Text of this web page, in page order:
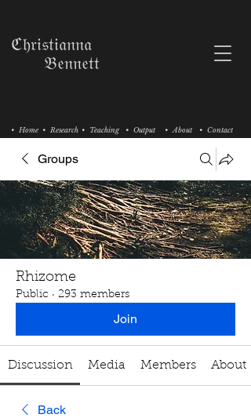
• Research • Teaching
• Home • Output • About • Contact
ℭ𝔥𝔯𝔦𝔰𝔱𝔦𝔞𝔫𝔫𝔞
𝔅𝔢𝔫𝔫𝔢𝔱𝔱
Groups
Rhizome
Public · 293 members
Join
Discussion Media Members About
Back